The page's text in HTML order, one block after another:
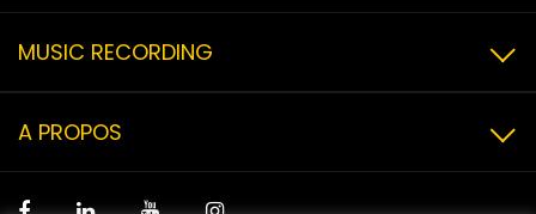
MUSIC RECORDING
A PROPOS